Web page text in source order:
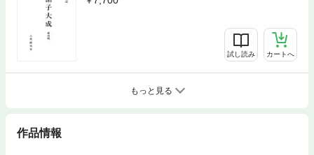
試し読み カートへ
もっと見る
作品情報